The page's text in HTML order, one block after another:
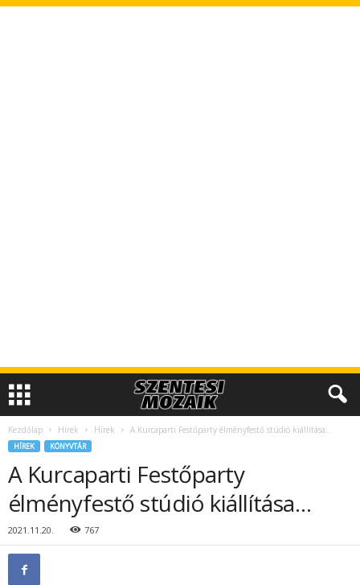
Kezdőlap Hírek Hírek A Kurcaparti Festőparty élményfestő stúdió kiállítása…
HÍREK KÖNYVTÁR
A Kurcaparti Festőparty
élményfestő stúdió kiállítása…
2021.11.20. 767